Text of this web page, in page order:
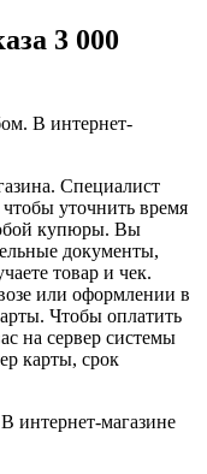
3 000
В интернет-
Специалист
уточнить время
купюры. Вы
документы,
товар и чек.
или оформлении в
Чтобы оплатить
на сервер системы
карты, срок
интернет-магазине